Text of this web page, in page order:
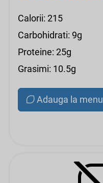
Calorii: 215
Carbohidrati: 9g
Proteine: 25g
Grasimi: 10.5g
Adauga la menu